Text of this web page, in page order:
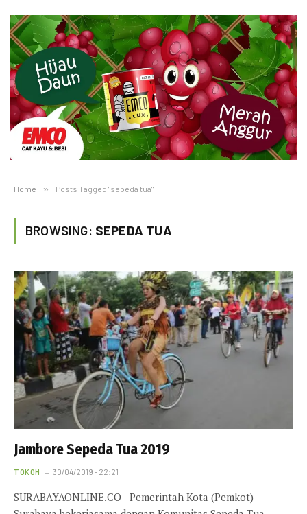
Home » Posts Tagged "sepeda tua"
BROWSING: SEPEDA TUA
Jambore Sepeda Tua 2019
TOKOH 30/04/2019 - 22:21
SURABAYAONLINE.CO– Pemerintah Kota (Pemkot)